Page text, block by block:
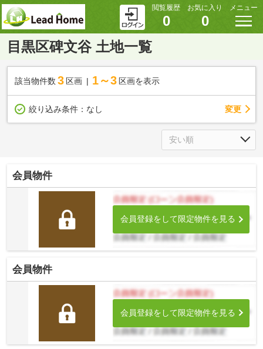
閲覧履歴
0
お気に入り
0
メニュー
目黒区碑文谷 土地一覧
該当物件数 3 区画 1～3 区画を表示
絞り込み条件： なし 変更
会員物件
会員登録をして限定物件を見る
会員物件
会員登録をして限定物件を見る